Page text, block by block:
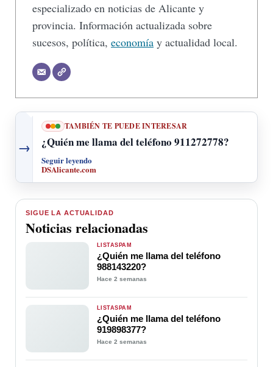
especializado en noticias de Alicante y
provincia. Información actualizada sobre
sucesos, política, economía y actualidad local.
→
TAMBIÉN TE PUEDE INTERESAR
¿Quién me llama del teléfono 911272778?
Seguir leyendo
DSAlicante.com
SIGUE LA ACTUALIDAD
Noticias relacionadas
LISTASPAM
¿Quién me llama del teléfono
988143220?
Hace 2 semanas
LISTASPAM
¿Quién me llama del teléfono
919898377?
Hace 2 semanas